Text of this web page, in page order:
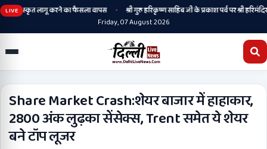
LIVEसंस्कृत लागू करने का फैसला वापस •
श्री गुरु हरिकृष्ण साहिब जी के प्रकाश पर्व पर श्री हरिमंदिर
Friday, 07 August 2026
Share Market Crash:शेयर बाजार में हाहाकार,
2800 अंक लुढ़का सेंसेक्स, Trent समेत ये शेयर
बने टॉप लूजर